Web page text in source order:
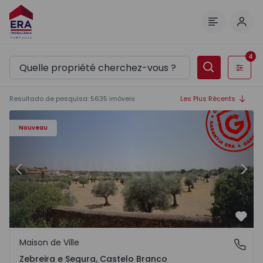
Filtres
4
Resultado de pesquisa: 5635 imóveis Les Plus Récents
Nouveau
- 43
Maison de Ville T4 Idanha-a-Nova, Zebreira e Segura -
Précédent
Zebreira e Segura, Castelo Branco
Maison de Ville
Zebreira e Segura, Castelo Branco